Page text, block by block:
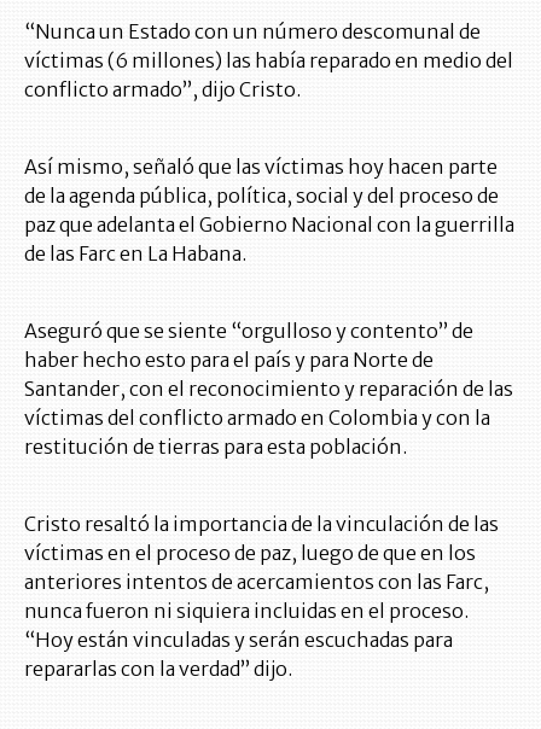
“Nunca un Estado con un número descomunal de
víctimas (6 millones) las había reparado en medio del
conflicto armado”, dijo Cristo.
Así mismo, señaló que las víctimas hoy hacen parte
de la agenda pública, política, social y del proceso de
paz que adelanta el Gobierno Nacional con la guerrilla
de las Farc en La Habana.
Aseguró que se siente “orgulloso y contento” de
haber hecho esto para el país y para Norte de
Santander, con el reconocimiento y reparación de las
víctimas del conflicto armado en Colombia y con la
restitución de tierras para esta población.
Cristo resaltó la importancia de la vinculación de las
víctimas en el proceso de paz, luego de que en los
anteriores intentos de acercamientos con las Farc,
nunca fueron ni siquiera incluidas en el proceso.
“Hoy están vinculadas y serán escuchadas para
repararlas con la verdad” dijo.